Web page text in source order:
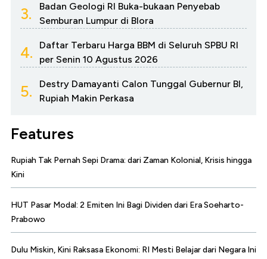
3.
Badan Geologi RI Buka-bukaan Penyebab
Semburan Lumpur di Blora
4.
Daftar Terbaru Harga BBM di Seluruh SPBU RI
per Senin 10 Agustus 2026
5.
Destry Damayanti Calon Tunggal Gubernur BI,
Rupiah Makin Perkasa
Features
Rupiah Tak Pernah Sepi Drama: dari Zaman Kolonial, Krisis hingga
Kini
HUT Pasar Modal: 2 Emiten Ini Bagi Dividen dari Era Soeharto-
Prabowo
Dulu Miskin, Kini Raksasa Ekonomi: RI Mesti Belajar dari Negara Ini